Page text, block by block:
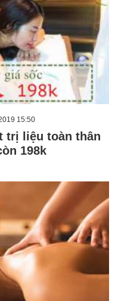
15:50
trị liệu toàn thân
198k